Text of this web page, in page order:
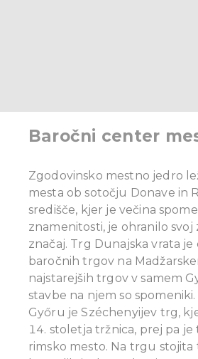
Baročni center
Zgodovinsko mestno jedro
mesta ob sotočju Donave in
središče, kjer je večina
znamenitosti, je ohranilo svoj
značaj. Trg Dunajska vrata
baročnih trgov na
najstarejših trgov v samem
stavbe na njem so
Győru je Széchenyijev trg,
14. stoletja tržnica, prej pa je
rimsko mesto. Na trgu stojita